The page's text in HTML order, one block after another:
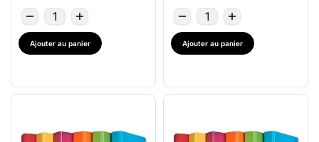
Ajouter au panier Ajouter au panier